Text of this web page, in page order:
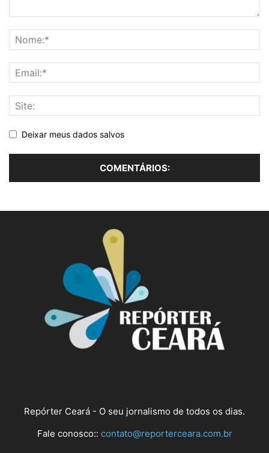
Deixar meus dados salvos
Repórter Ceará - O seu jornalismo de todos os dias.
Fale conosco:: contato@reporterceara.com.br